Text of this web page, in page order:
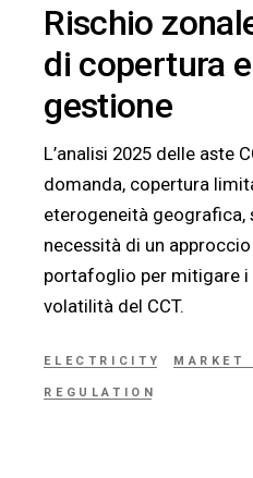
Rischio
di copertura
gestione
L’analisi 2025 delle aste
domanda, copertura
eterogeneità geografica,
necessità di un
portafoglio per mitigare i
volatilità del CCT.
ELECTRICITY MARKET
REGULATION